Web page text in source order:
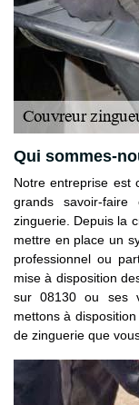
Qui sommes-
Notre entreprise est
grands savoir-
zinguerie. Depuis la
mettre en place un
professionnel ou
mise à disposition
sur 08130 ou ses
mettons à
de zinguerie que